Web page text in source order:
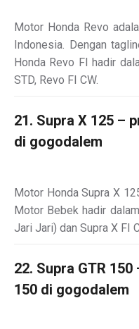
Motor Honda Revo
Indonesia. Dengan
Honda Revo FI hadir
STD, Revo FI CW.
21. Supra X 125 –
di gogodalem
Motor Honda Supra X
Motor Bebek hadir
Jari Jari) dan Supra X FI
22. Supra GTR
150 di gogodalem